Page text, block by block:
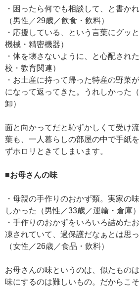
・困ったら何でも相談して、と書か
（男性／29歳／飲食・飲料）
・応援している、という言葉にグッ
機械・精密機器）
・体を壊さないように、と心配され
校・教育関連）
・お土産に持って帰った特産の野菜
になって返ってきた。うれしかった
卸）
面と向かってだと恥ずかしくて受け
葉も、一人暮らしの部屋の中で手紙
ずホロリときてしまいます。
■お母さんの味
・母親の手作りのおかず類。実家の
しかった（男性／33歳／運輸・倉庫）
・手作りのおかずをいろいろ詰めた
凍されていて、過保護だなぁとは思
（女性／26歳／食品・飲料）
お母さんの味というのは、似たもの
味にするのは難しいもの。だからこ